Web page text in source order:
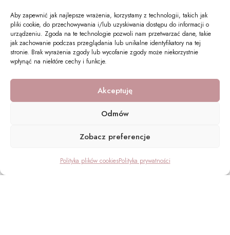
Aby zapewnić jak najlepsze wrażenia, korzystamy z technologii, takich jak
pliki cookie, do przechowywania i/lub uzyskiwania dostępu do informacji o
urządzeniu. Zgoda na te technologie pozwoli nam przetwarzać dane, takie
jak zachowanie podczas przeglądania lub unikalne identyfikatory na tej
stronie. Brak wyrażenia zgody lub wycofanie zgody może niekorzystnie
wpłynąć na niektóre cechy i funkcje.
Akceptuję
Odmów
Zobacz preferencje
Polityka plików cookiesPolityka prywatności